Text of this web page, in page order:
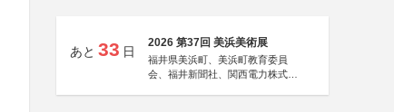
あと 33 日
2026 第37回 美浜美術展
福井県美浜町、美浜町教育委員
会、福井新聞社、関西電力株式会